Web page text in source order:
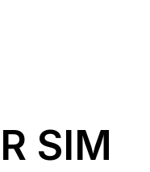
SIM